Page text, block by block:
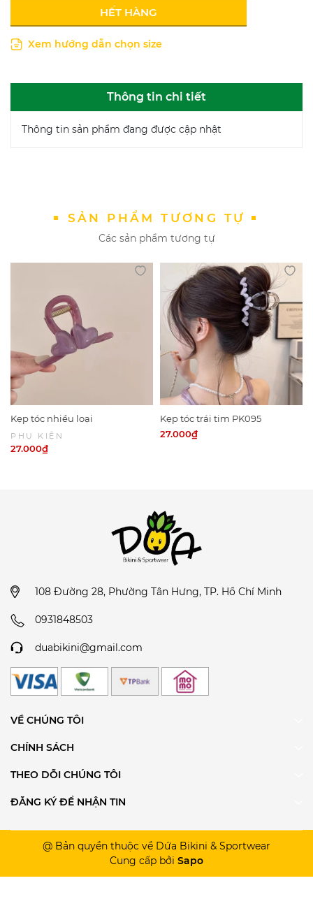
HẾT HÀNG
Xem hướng dẫn chọn size
Thông tin chi tiết
Thông tin sản phẩm đang được cập nhật
SẢN PHẨM TƯƠNG TỰ
Các sản phẩm tương tự
Kẹp tóc nhiều loại
PHỤ KIỆN
27.000₫
Kẹp tóc trái tim PK095
27.000₫
108 Đường 28, Phường Tân Hưng, TP. Hồ Chí Minh
0931848503
duabikini@gmail.com
VỀ CHÚNG TÔI
CHÍNH SÁCH
THEO DÕI CHÚNG TÔI
ĐĂNG KÝ ĐỂ NHẬN TIN
@ Bản quyền thuộc về Dứa Bikini & Sportwear
Cung cấp bởi Sapo